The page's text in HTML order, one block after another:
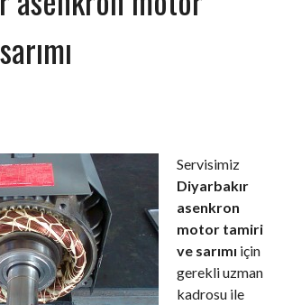
Servisimiz
Diyarbakır
asenkron
motor tamiri
ve sarımı için
gerekli uzman
kadrosu ile